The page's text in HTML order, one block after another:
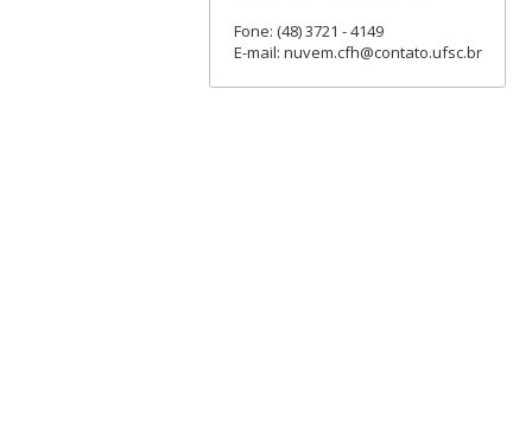
Fone: (48) 3721 - 4149
E-mail: nuvem.cfh@contato.ufsc.br